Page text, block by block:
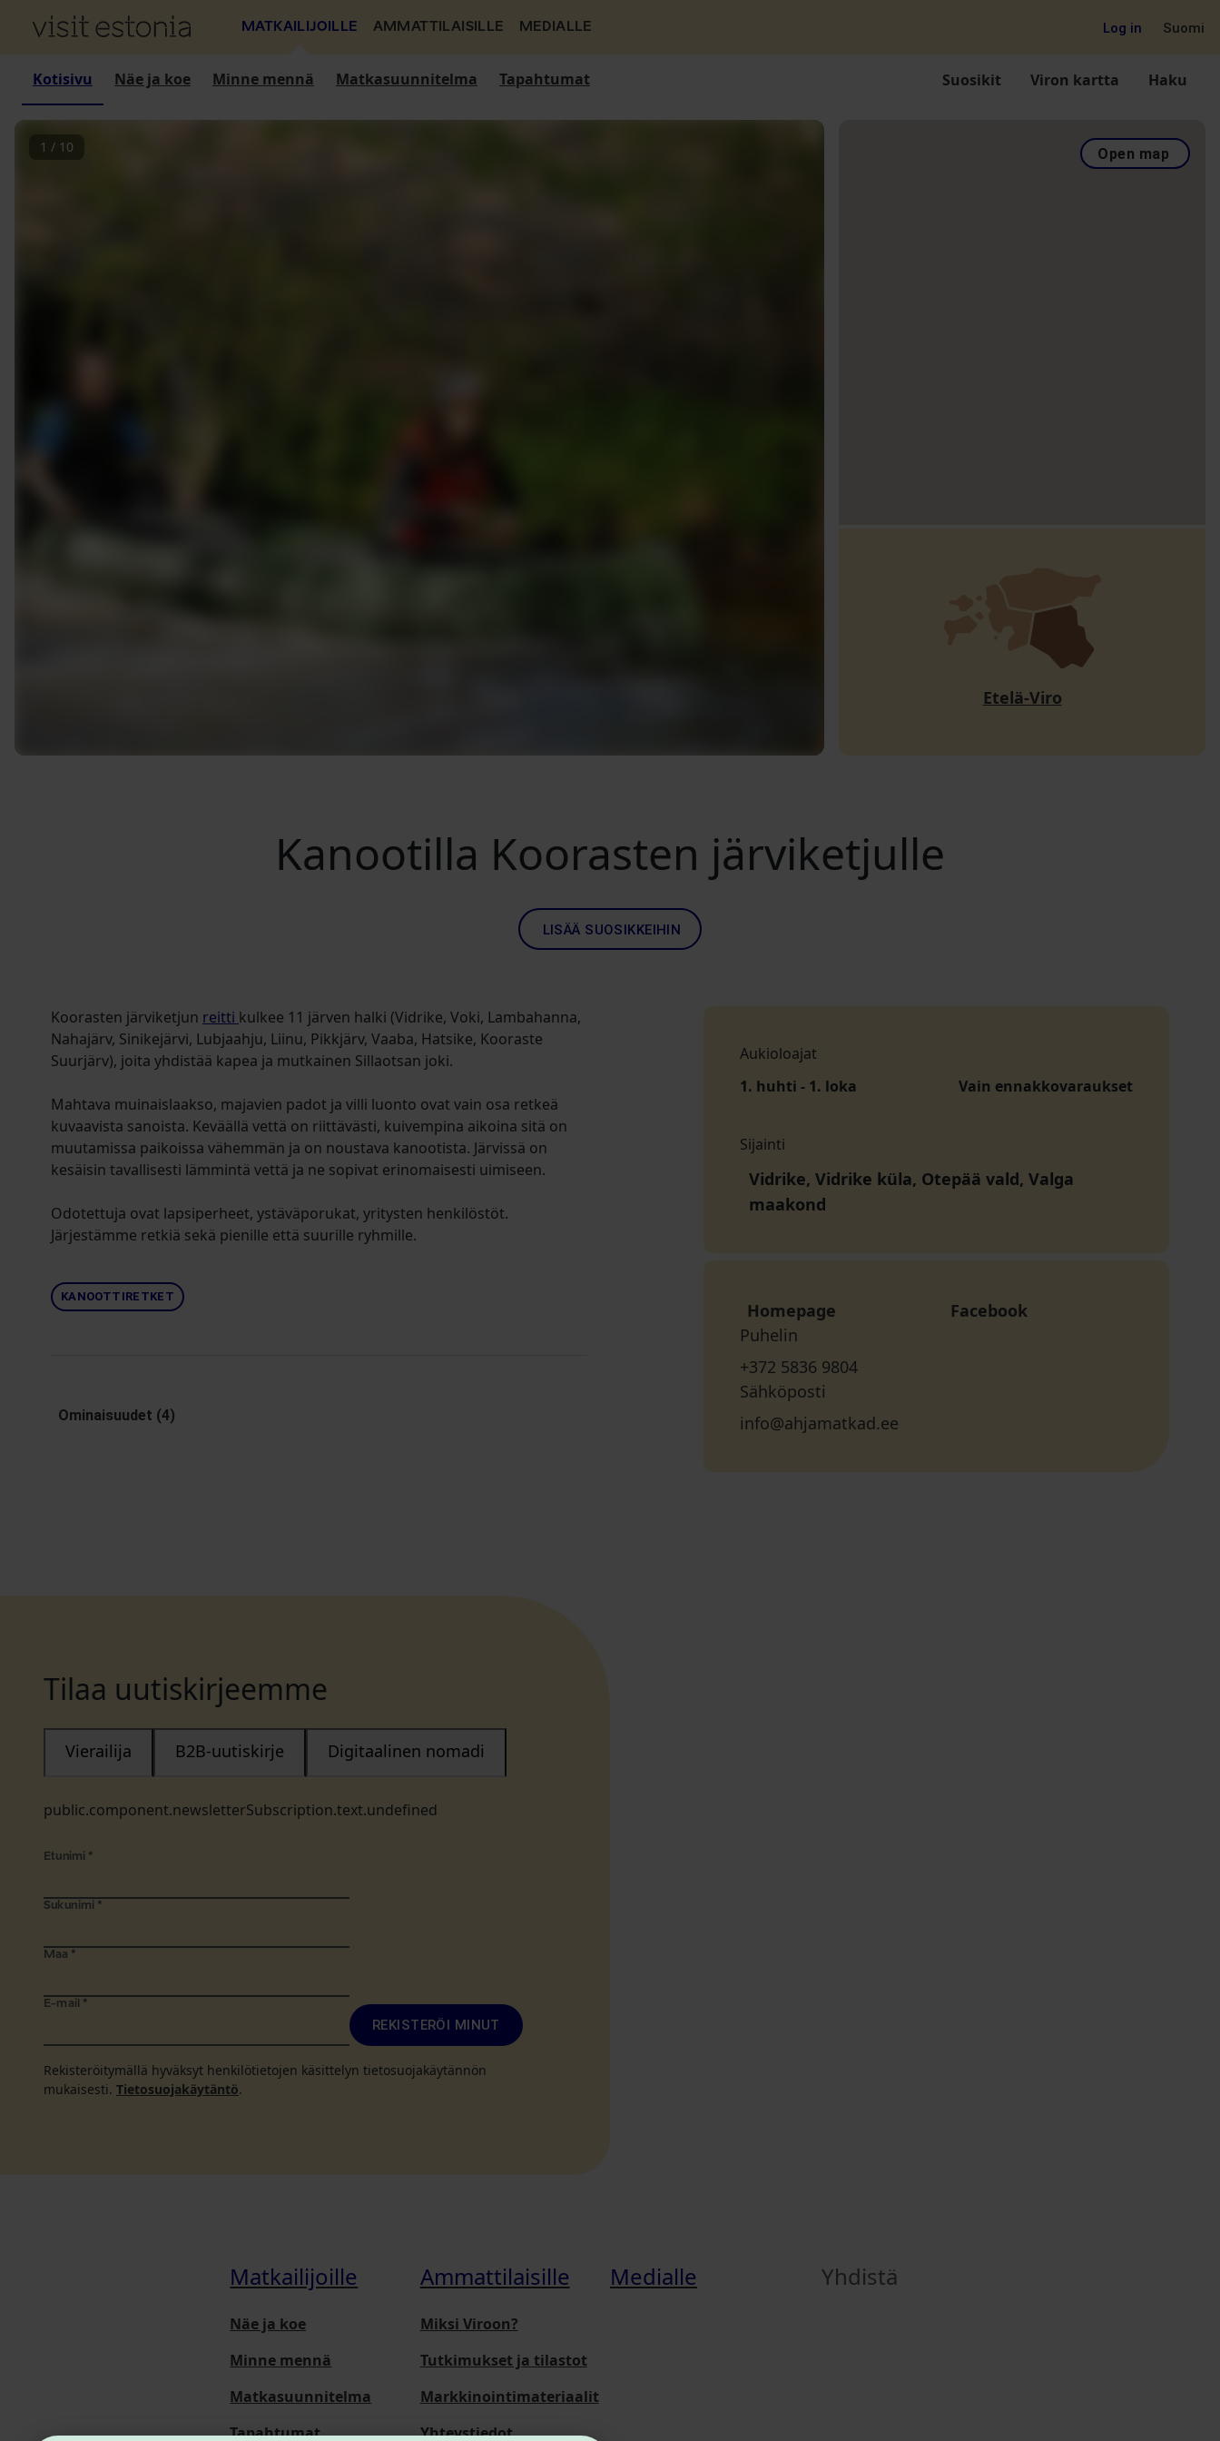
MATKAILIJOILLE AMMATTILAISILLE MEDIALLE Log in Suomi
Kotisivu Näe ja koe Minne mennä Matkasuunnitelma Tapahtumat Suosikit Viron kartta Haku
1 / 10 Open map
Etelä-Viro
Kanootilla Koorasten järviketjulle
LISÄÄ SUOSIKKEIHIN
Koorasten järviketjun reitti kulkee 11 järven halki (Vidrike, Voki, Lambahanna,
Nahajärv, Sinikejärvi, Lubjaahju, Liinu, Pikkjärv, Vaaba, Hatsike, Kooraste
Suurjärv), joita yhdistää kapea ja mutkainen Sillaotsan joki.
Mahtava muinaislaakso, majavien padot ja villi luonto ovat vain osa retkeä
kuvaavista sanoista. Keväällä vettä on riittävästi, kuivempina aikoina sitä on
muutamissa paikoissa vähemmän ja on noustava kanootista. Järvissä on
kesäisin tavallisesti lämmintä vettä ja ne sopivat erinomaisesti uimiseen.
Odotettuja ovat lapsiperheet, ystäväporukat, yritysten henkilöstöt.
Järjestämme retkiä sekä pienille että suurille ryhmille.
KANOOTTIRETKET
Ominaisuudet (4)
Aukioloajat
1. huhti - 1. loka
Vain ennakkovaraukset
Sijainti
Vidrike, Vidrike küla, Otepää vald, Valga
maakond
Homepage
Facebook
Puhelin
+372 5836 9804
Sähköposti
info@ahjamatkad.ee
Tilaa uutiskirjeemme
public.component.newsletterSubscription.text.undefined
Vierailija B2B-uutiskirje Digitaalinen nomadi
Etunimi *
Sukunimi *
Maa *
E-mail *
REKISTERÖI MINUT
Rekisteröitymällä hyväksyt henkilötietojen käsittelyn tietosuojakäytännön
mukaisesti. Tietosuojakäytäntö.
Matkailijoille
Näe ja koe
Minne mennä
Matkasuunnitelma
Tapahtumat
Ammattilaisille
Miksi Viroon?
Tutkimukset ja tilastot
Markkinointimateriaalit
Yhteystiedot
Medialle Yhdistä